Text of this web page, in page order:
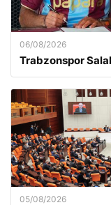
06/08/2026
Trabzonspor
05/08/2026